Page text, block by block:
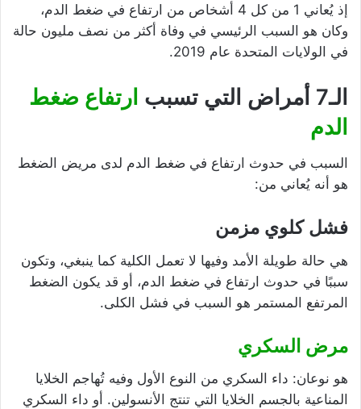
إذ يُعاني 1 من كل 4 أشخاص من ارتفاع في ضغط الدم،
وكان هو السبب الرئيسي في وفاة أكثر من نصف مليون حالة
في الولايات المتحدة عام 2019.
الـ7 أمراض التي تسبب
ارتفاع ضغط
الدم
السبب في حدوث ارتفاع في ضغط الدم لدى مريض الضغط
هو أنه يُعاني من:
فشل كلوي مزمن
هي حالة طويلة الأمد وفيها لا تعمل الكلية كما ينبغي، وتكون
سببًا في حدوث ارتفاع في ضغط الدم، أو قد يكون الضغط
المرتفع المستمر هو السبب في فشل الكلى.
مرض السكري
هو نوعان: داء السكري من النوع الأول وفيه تُهاجم الخلايا
المناعية بالجسم الخلايا التي تنتج الأنسولين. أو داء السكري